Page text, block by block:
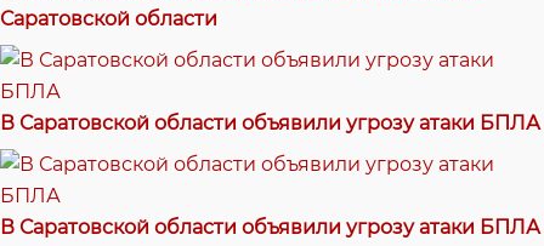
Саратовской области
В Саратовской области объявили угрозу атаки БПЛА
В Саратовской области объявили угрозу атаки БПЛА